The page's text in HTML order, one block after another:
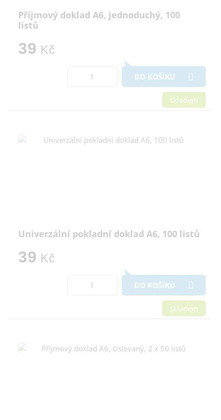
Příjmový doklad A6, jednoduchý, 100
listů
39 Kč
DO KOŠÍKU
skladem
Univerzální pokladní doklad A6, 100 listů
39 Kč
DO KOŠÍKU
skladem